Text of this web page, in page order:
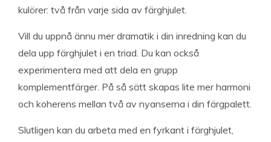
kulörer: två från varje sida av färghjulet.
Vill du uppnå ännu mer dramatik i din inredning kan du
dela upp färghjulet i en triad. Du kan också
experimentera med att dela en grupp
komplementfärger. På så sätt skapas lite mer harmoni
och koherens mellan två av nyanserna i din färgpalett.
Slutligen kan du arbeta med en fyrkant i färghjulet,